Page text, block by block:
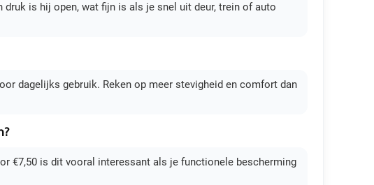
is hij open, wat fijn is als je snel uit deur, trein of auto
dagelijks gebruik. Reken op meer stevigheid en comfort dan
€7,50 is dit vooral interessant als je functionele bescherming